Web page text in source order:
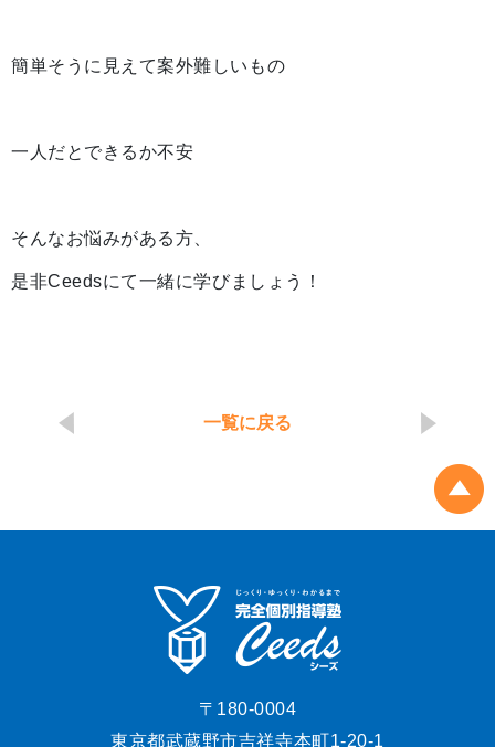
簡単そうに見えて案外難しいもの
一人だとできるか不安
そんなお悩みがある方、
是非Ceedsにて一緒に学びましょう！
一覧に戻る
〒180-0004
東京都武蔵野市吉祥寺本町1-20-1